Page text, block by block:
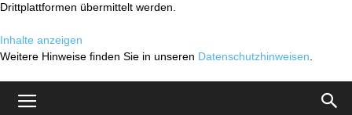
Drittplattformen übermittelt werden.
Inhalte anzeigen
Weitere Hinweise finden Sie in unseren Datenschutzhinweisen